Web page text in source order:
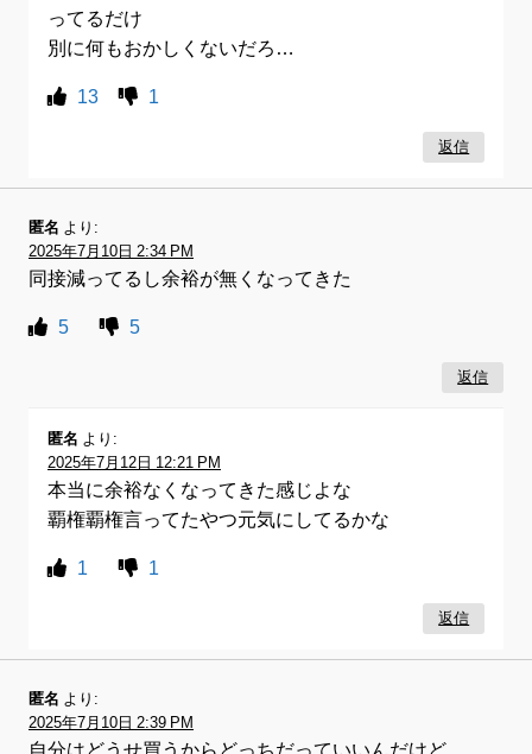
ってるだけ
別に何もおかしくないだろ…
13 1
返信
匿名 より:
2025年7月10日 2:34 PM
同接減ってるし余裕が無くなってきた
5 5
返信
匿名 より:
2025年7月12日 12:21 PM
本当に余裕なくなってきた感じよな
覇権覇権言ってたやつ元気にしてるかな
1 1
返信
匿名 より:
2025年7月10日 2:39 PM
自分はどうせ買うからどっちだっていいんだけど、